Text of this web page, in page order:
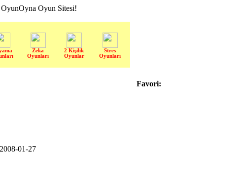
Oyun Sitesi!
Zeka
Oyunları
2 Kişilik
Oyunlar
Stres
Oyunları
Favori:
2008-01-27